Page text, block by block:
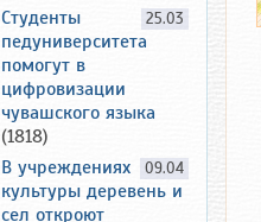
25.03
Студенты
педуниверситета
помогут в
цифровизации
чувашского языка
(1818)
09.04
В учреждениях
культуры деревень и
сел откроют